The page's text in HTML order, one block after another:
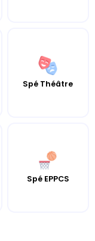
Spé Théâtre
Spé EPPCS